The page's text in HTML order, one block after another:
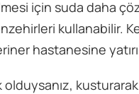
için suda daha
kullanabilir.
hastanesine